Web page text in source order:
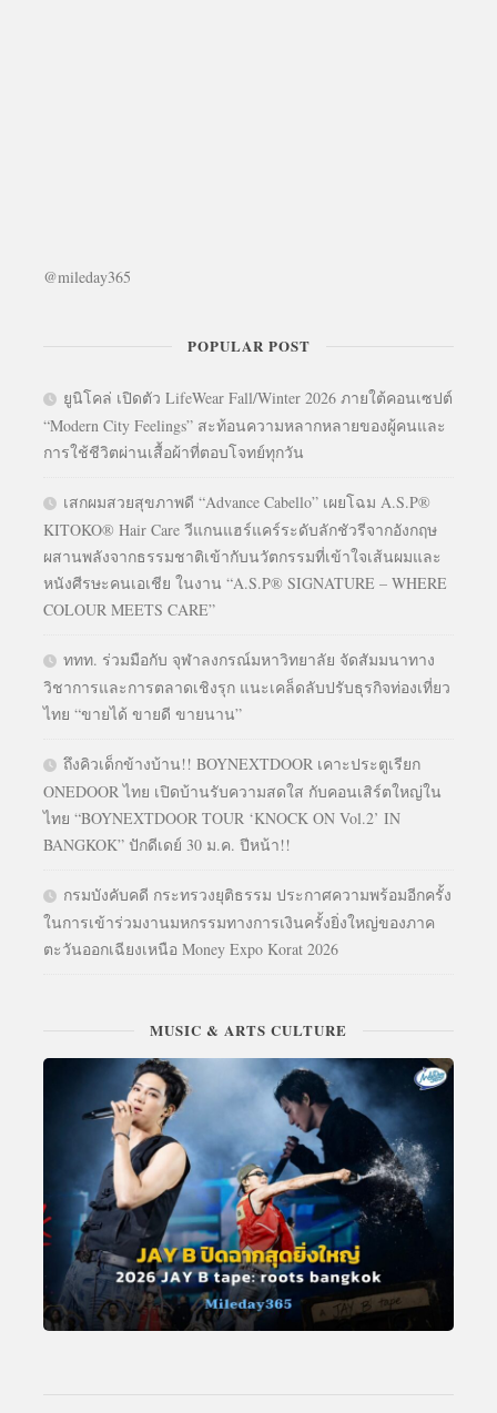
@mileday365
POPULAR POST
ยูนิโคล่ เปิดตัว LifeWear Fall/Winter 2026 ภายใต้คอนเซปต์
“Modern City Feelings” สะท้อนความหลากหลายของผู้คนและ
การใช้ชีวิตผ่านเสื้อผ้าที่ตอบโจทย์ทุกวัน
เสกผมสวยสุขภาพดี “Advance Cabello” เผยโฉม A.S.P®
KITOKO® Hair Care วีแกนแฮร์แคร์ระดับลักชัวรีจากอังกฤษ
ผสานพลังจากธรรมชาติเข้ากับนวัตกรรมที่เข้าใจเส้นผมและ
หนังศีรษะคนเอเชีย ในงาน “A.S.P® SIGNATURE – WHERE
COLOUR MEETS CARE”
ททท. ร่วมมือกับ จุฬาลงกรณ์มหาวิทยาลัย จัดสัมมนาทาง
วิชาการและการตลาดเชิงรุก แนะเคล็ดลับปรับธุรกิจท่องเที่ยว
ไทย “ขายได้ ขายดี ขายนาน”
ถึงคิวเด็กข้างบ้าน!! BOYNEXTDOOR เคาะประตูเรียก
ONEDOOR ไทย เปิดบ้านรับความสดใส กับคอนเสิร์ตใหญ่ใน
ไทย “BOYNEXTDOOR TOUR ‘KNOCK ON Vol.2’ IN
BANGKOK” ปักดีเดย์ 30 ม.ค. ปีหน้า!!
กรมบังคับคดี กระทรวงยุติธรรม ประกาศความพร้อมอีกครั้ง
ในการเข้าร่วมงานมหกรรมทางการเงินครั้งยิ่งใหญ่ของภาค
ตะวันออกเฉียงเหนือ Money Expo Korat 2026
MUSIC & ARTS CULTURE